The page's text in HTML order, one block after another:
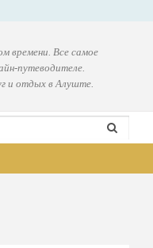
времени. Все самое
путеводителе.
и отдых в Алуште.